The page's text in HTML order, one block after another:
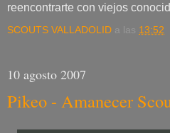
reencontrarte con viejos
SCOUTS VALLADOLID a las 13:52
10 agosto 2007
Pikeo - Amanecer